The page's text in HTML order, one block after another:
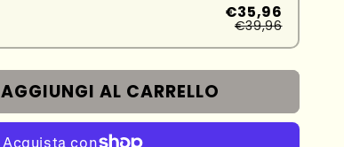
€35,96
€39,96
AGGIUNGI AL CARRELLO